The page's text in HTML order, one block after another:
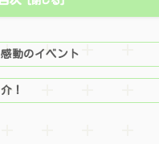
動のイベント
！